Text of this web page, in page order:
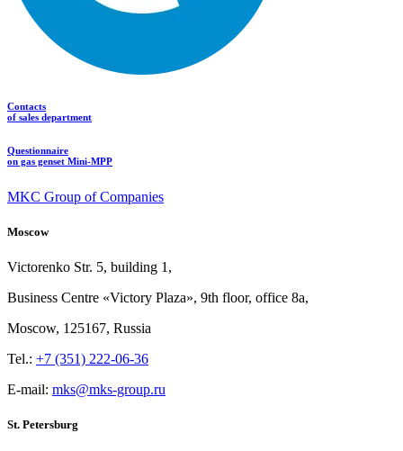
Contacts
of sales department
Questionnaire
on gas genset Mini-MPP
MKC Group of Companies
Moscow
Victorenko Str. 5, building 1,
Business Centre «Victory Plaza», 9th floor, office 8a,
Moscow, 125167, Russia
Tel.: +7 (351) 222-06-36
E-mail: mks@mks-group.ru
St. Petersburg